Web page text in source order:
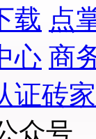
载 点
心 商
证砖家